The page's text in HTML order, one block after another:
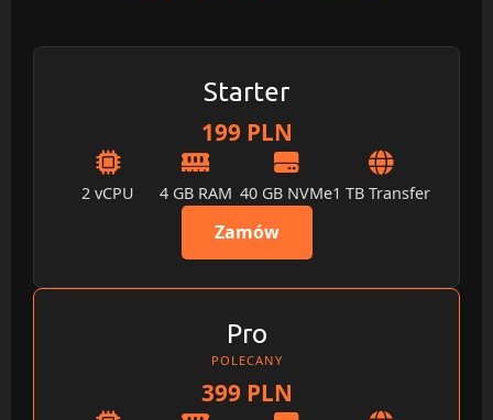
Starter
199 PLN
2 vCPU 4 GB RAM 40 GB NVMe1 TB Transfer
Zamów
Pro
POLECANY
399 PLN